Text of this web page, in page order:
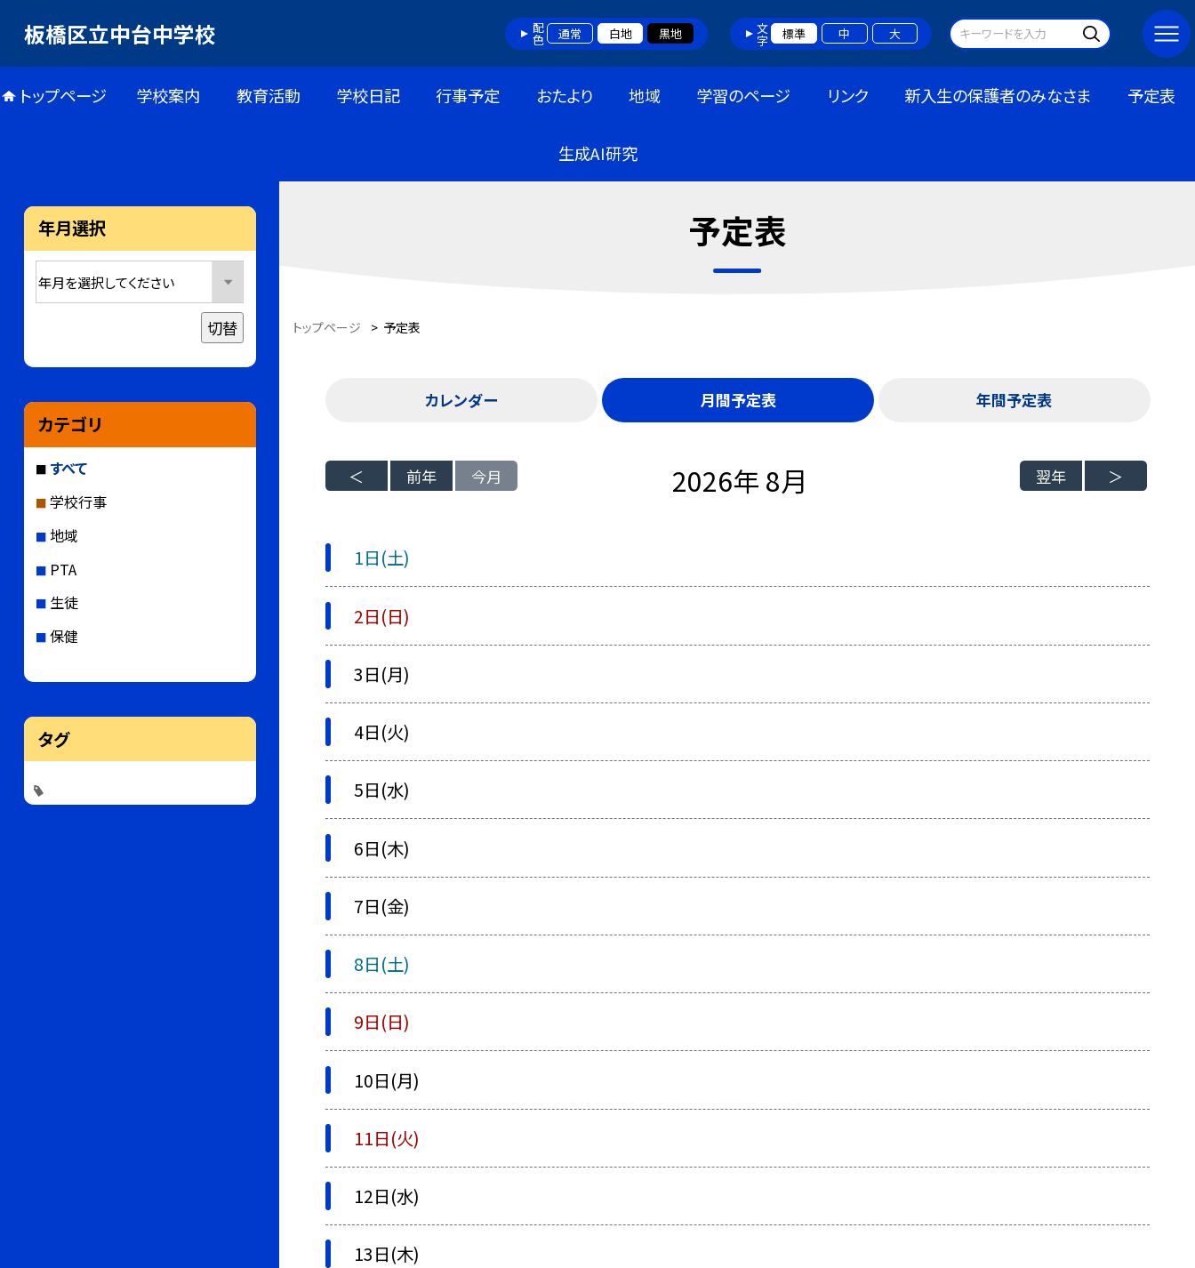
板橋区立中台中学校 配色 通常 白地 黒地 文字 標準 中 大
トップページ 学校案内 教育活動 学校日記 行事予定 おたより 地域 学習のページ リンク 新入生の保護者のみなさま 予定表
生成AI研究
予定表
トップページ > 予定表
カレンダー 月間予定表 年間予定表
前年 今月 2026年 8月 翌年
1日(土)
2日(日)
3日(月)
4日(火)
5日(水)
6日(木)
7日(金)
8日(土)
9日(日)
10日(月)
11日(火)
12日(水)
13日(木)
年月選択
切替
カテゴリ
すべて
学校行事
地域
PTA
生徒
保健
タグ